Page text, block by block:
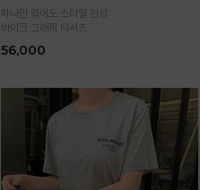
하나만 입어도 스타일 완성
바이크 그래픽 티셔츠
56,000